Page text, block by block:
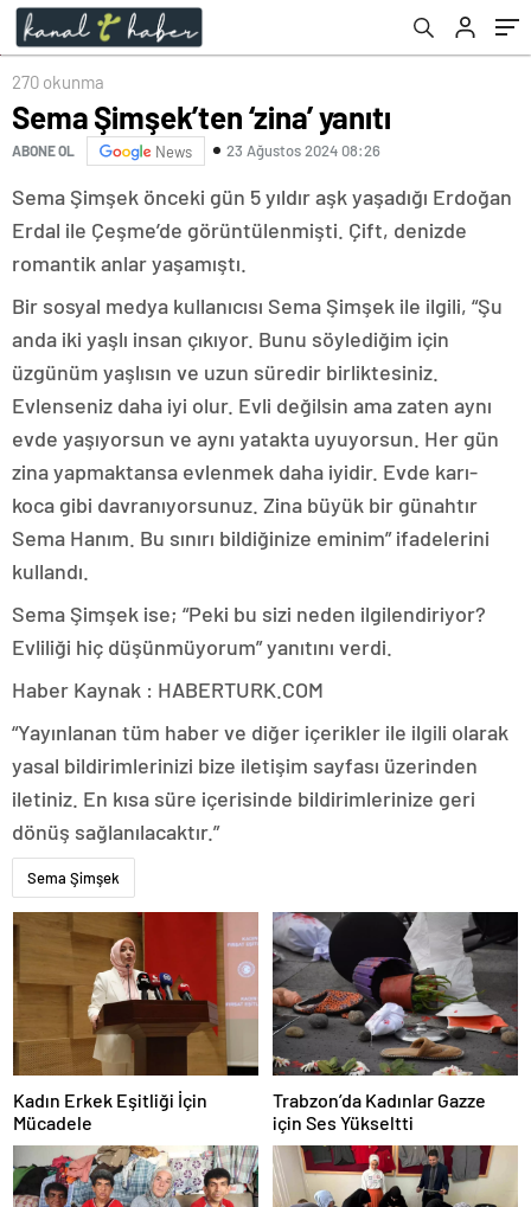
270 okunma
Sema Şimşek’ten ‘zina’ yanıtı
ABONE OL News 23 Ağustos 2024 08:26
Sema Şimşek önceki gün 5 yıldır aşk yaşadığı Erdoğan
Erdal ile Çeşme’de görüntülenmişti. Çift, denizde
romantik anlar yaşamıştı.
Bir sosyal medya kullanıcısı Sema Şimşek ile ilgili, “Şu
anda iki yaşlı insan çıkıyor. Bunu söylediğim için
üzgünüm yaşlısın ve uzun süredir birliktesiniz.
Evlenseniz daha iyi olur. Evli değilsin ama zaten aynı
evde yaşıyorsun ve aynı yatakta uyuyorsun. Her gün
zina yapmaktansa evlenmek daha iyidir. Evde karı-
koca gibi davranıyorsunuz. Zina büyük bir günahtır
Sema Hanım. Bu sınırı bildiğinize eminim” ifadelerini
kullandı.
Sema Şimşek ise; “Peki bu sizi neden ilgilendiriyor?
Evliliği hiç düşünmüyorum” yanıtını verdi.
Haber Kaynak : HABERTURK.COM
“Yayınlanan tüm haber ve diğer içerikler ile ilgili olarak
yasal bildirimlerinizi bize iletişim sayfası üzerinden
iletiniz. En kısa süre içerisinde bildirimlerinize geri
dönüş sağlanılacaktır.”
Sema Şimşek
Kadın Erkek Eşitliği İçin
Mücadele
Trabzon’da Kadınlar Gazze
için Ses Yükseltti